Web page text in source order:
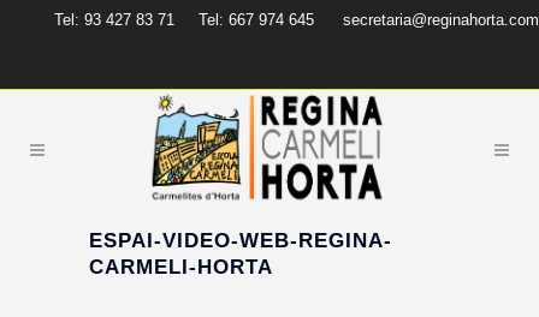
Tel: 93 427 83 71 Tel: 667 974 645 secretaria@reginahorta.com
ESPAI-VIDEO-WEB-REGINA-
CARMELI-HORTA